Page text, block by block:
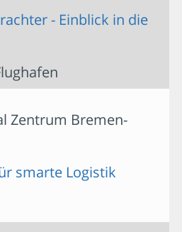
- Einblick in die
Zentrum Bremen-
smarte Logistik